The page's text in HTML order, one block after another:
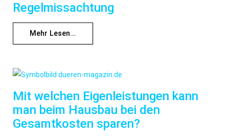
Regelmissachtung
Mehr Lesen...
Mit welchen Eigenleistungen kann
man beim Hausbau bei den
Gesamtkosten sparen?